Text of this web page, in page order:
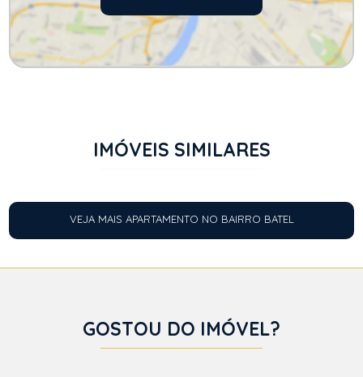
IMÓVEIS SIMILARES
VEJA MAIS APARTAMENTO NO BAIRRO BATEL
GOSTOU DO IMÓVEL?